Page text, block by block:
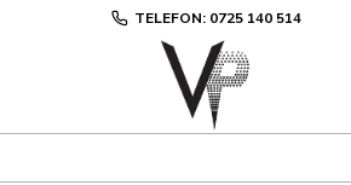
TELEFON: 0725 140 514